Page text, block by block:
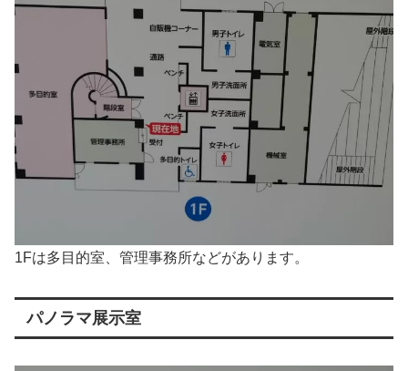
1Fは多目的室、管理事務所などがあります。
パノラマ展示室